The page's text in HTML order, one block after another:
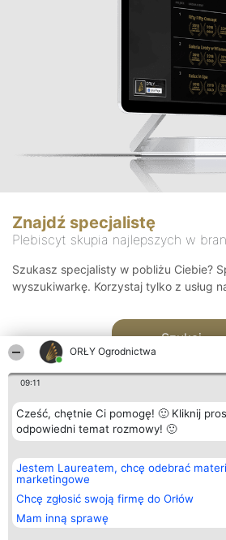
ORŁY Ogrodnictwa
09:11
Cześć, chętnie Ci pomogę! 🙂 Kliknij
odpowiedni temat rozmowy! 🙂
Jestem Laureatem, chcę odebrać
marketingowe
Chcę zgłosić swoją firmę do Orłów
Mam inną sprawę
Znajdź specjalistę
Plebiscyt skupia najlepszych w
Szukasz specjalisty w pobliżu Ciebie?
wyszukiwarkę. Korzystaj tylko z usług
Szukaj
Organizator plebiscytu
Bright Side Solutions sp. z o.
o. sp. k.
ul. Ruska 22
Wrocław 50-079
KRS 0000749100 | Regon
381313360 | NIP 8943132676
Plebiscyt
Laureaci
wszystkich
Laureatów
Regulamin